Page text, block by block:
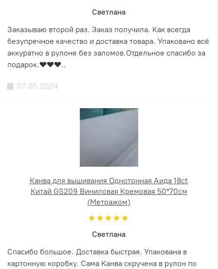
Светлана
Заказываю второй раз. Заказ получила. Как всегда
безупречное качество и доставка товара. Упаковано всё
аккуратно в рулоне без заломов.Отдельное спасибо за
подарок.❤️❤️❤️..
07.05.2024
Канва для вышивания Однотонная Аида 18ct
Китай GS209 Виниловая Кремовая 50*70см
(Метражом)
Светлана
Спасибо большое. Доставка быстрая. Упакована в
картонную коробку. Сама Канва скручена в рулон по